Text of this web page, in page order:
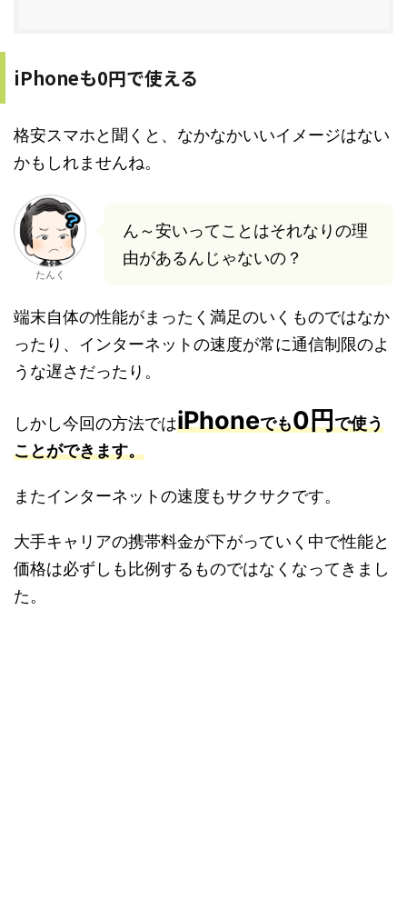
iPhoneも0円で使える
格安スマホと聞くと、なかなかいいイメージはない
かもしれませんね。
たんく
ん～安いってことはそれなりの理
由があるんじゃないの？
端末自体の性能がまったく満足のいくものではなか
ったり、インターネットの速度が常に通信制限のよ
うな遅さだったり。
しかし今回の方法ではiPhoneでも0円で使う
ことができます。
またインターネットの速度もサクサクです。
大手キャリアの携帯料金が下がっていく中で性能と
価格は必ずしも比例するものではなくなってきまし
た。